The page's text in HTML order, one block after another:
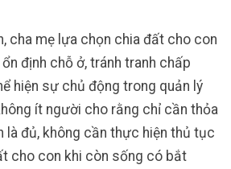
cha mẹ lựa chọn chia đất cho con
định chỗ ở, tránh tranh chấp
hiện sự chủ động trong quản lý
ít người cho rằng chỉ cần thỏa
là đủ, không cần thực hiện thủ tục
cho con khi còn sống có bắt